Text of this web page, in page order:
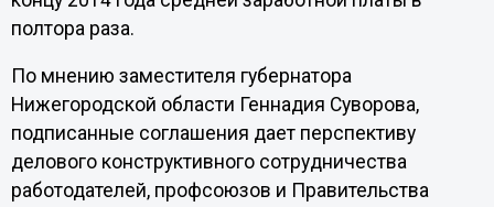
полтора раза.
По мнению заместителя губернатора
Нижегородской области Геннадия Суворова,
подписанные соглашения дает перспективу
делового конструктивного сотрудничества
работодателей, профсоюзов и Правительства